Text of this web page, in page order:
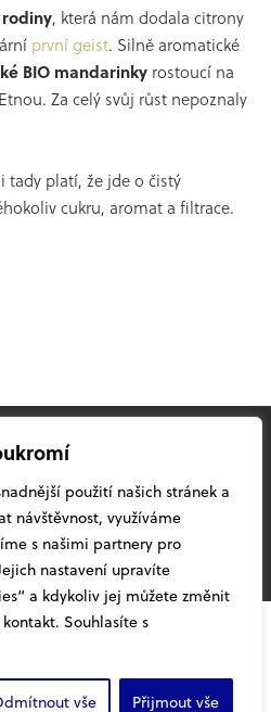
použití našich stránek a
návštěvnost, využíváme
s našimi partnery pro
nastavení upravíte
a kdykoliv jej můžete změnit
Souhlasíte s
vše Přijmout vše
, která nám dodala citrony
první geist. Silně aromatické
BIO mandarinky rostoucí na
Za celý svůj růst nepoznaly
tady platí, že jde o čistý
cukru, aromat a filtrace.
slivovice
NAHORU